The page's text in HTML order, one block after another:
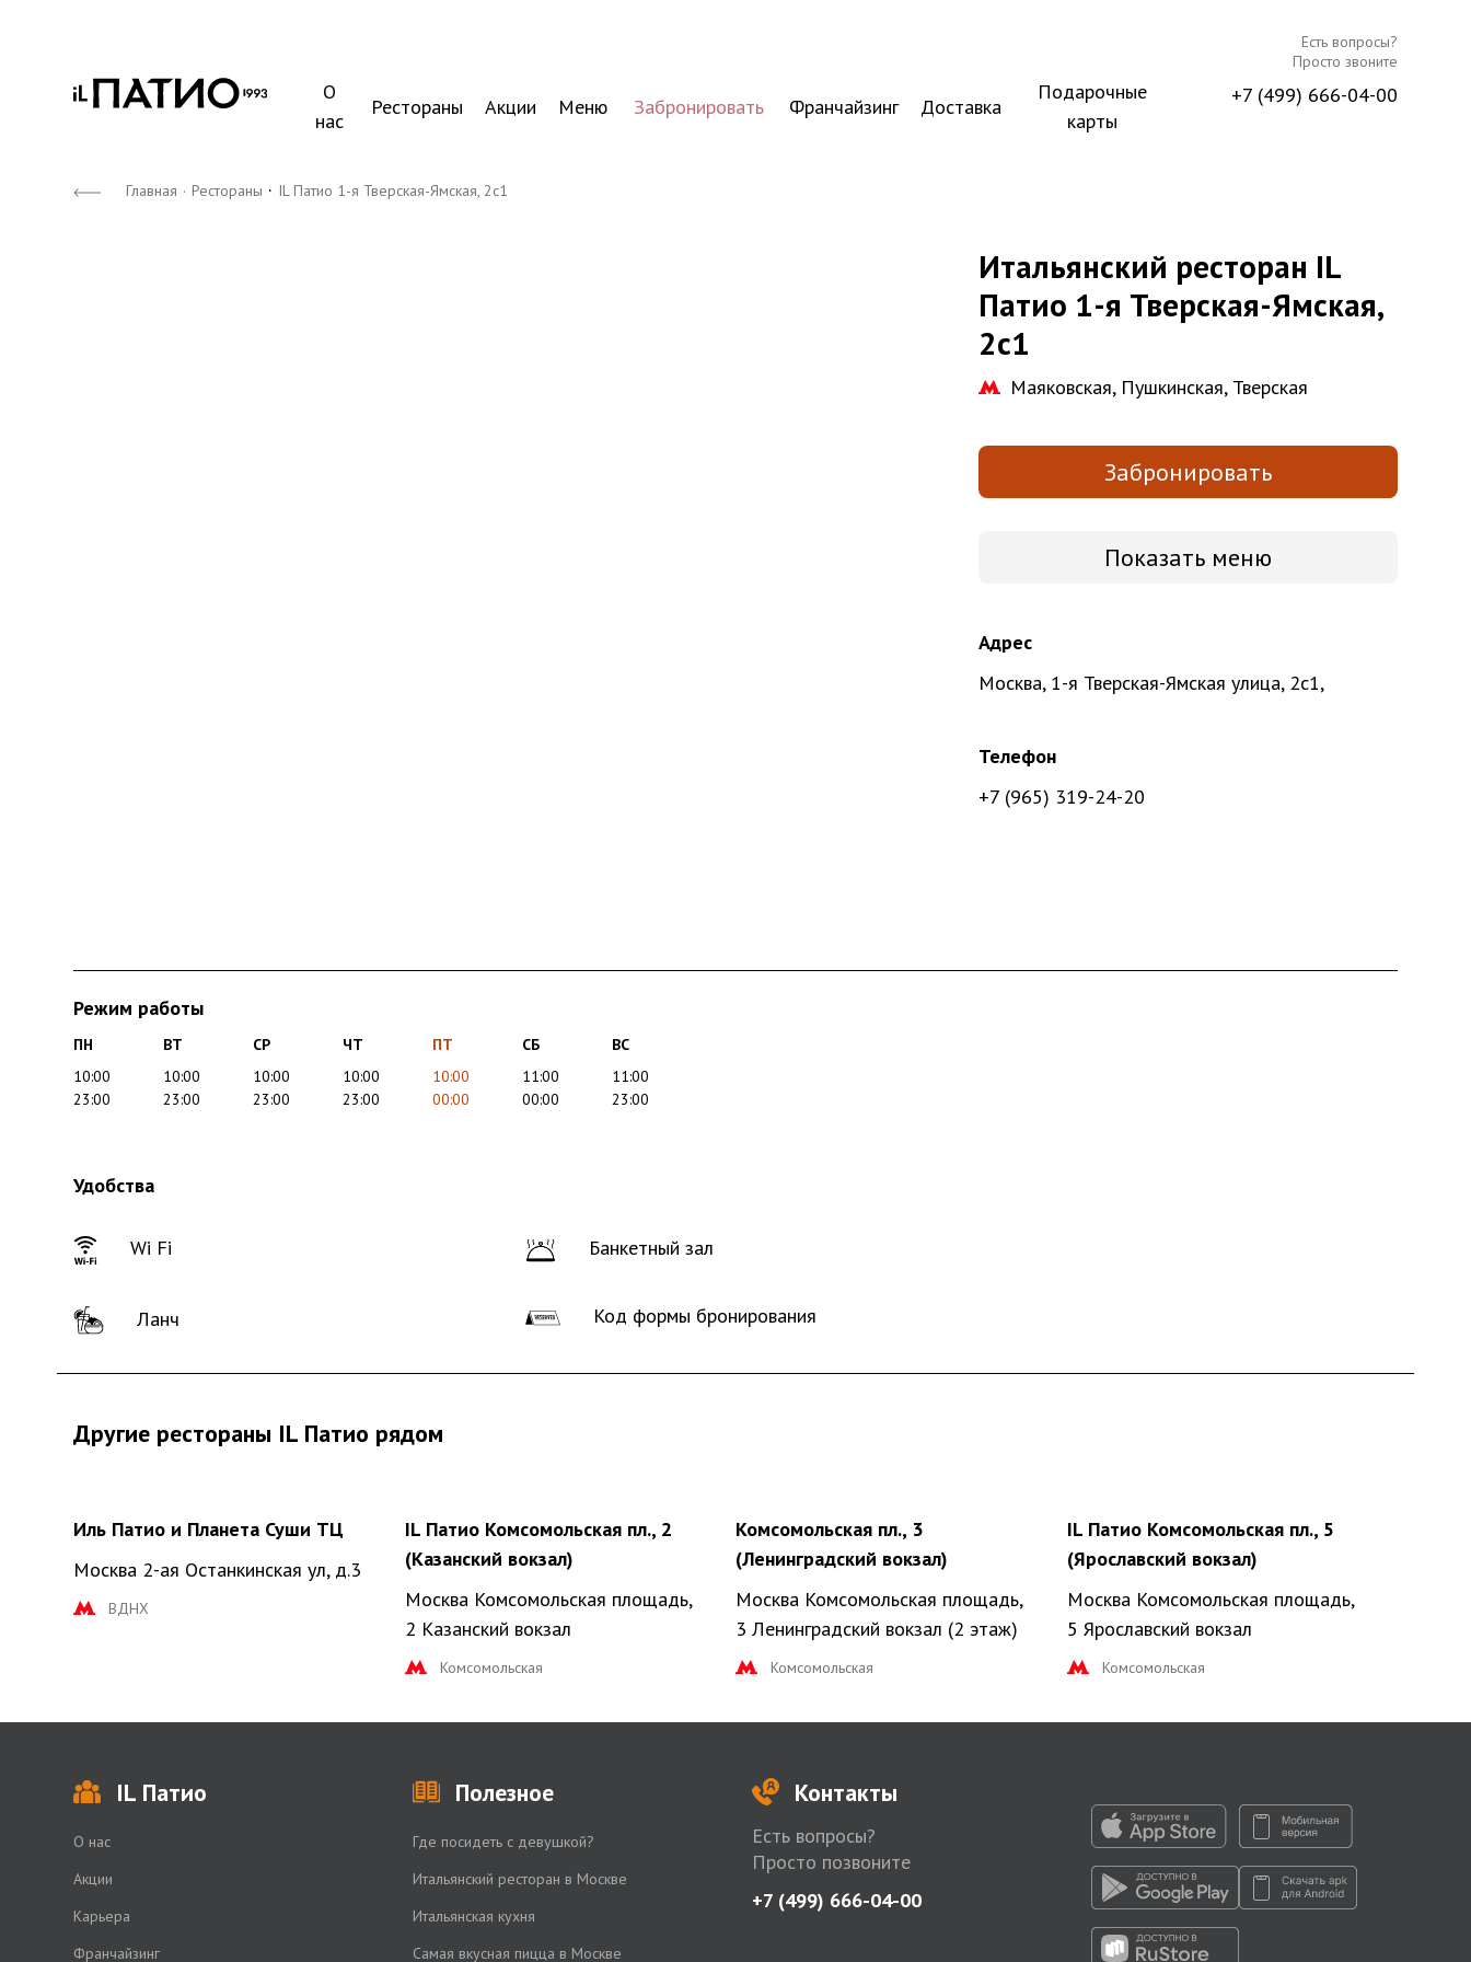
О
нас
Рестораны Акции Меню Забронировать Франчайзинг Доставка
Подарочные
карты
Есть вопросы?
Просто звоните
+7 (499) 666-04-00
Главная · Рестораны · IL Патио 1-я Тверская-Ямская, 2с1
Итальянский ресторан IL
Патио 1-я Тверская-Ямская,
2с1
Маяковская, Пушкинская, Тверская
Забронировать
Показать меню
Адрес
Москва, 1-я Тверская-Ямская улица, 2с1,
Телефон
+7 (965) 319-24-20
Режим работы
ПН
10:00
23:00
ВТ
10:00
23:00
СР
10:00
23:00
ЧТ
10:00
23:00
ПТ
10:00
00:00
СБ
11:00
00:00
ВС
11:00
23:00
Удобства
Wi Fi
Ланч
Банкетный зал
Код формы бронирования
Другие рестораны IL Патио рядом
Иль Патио и Планета Суши ТЦ
Москва 2-ая Останкинская ул, д.3
ВДНХ
IL Патио Комсомольская пл., 2
(Казанский вокзал)
Москва Комсомольская площадь,
2 Казанский вокзал
Комсомольская
Комсомольская пл., 3
(Ленинградский вокзал)
Москва Комсомольская площадь,
3 Ленинградский вокзал (2 этаж)
Комсомольская
IL Патио Комсомольская пл., 5
(Ярославский вокзал)
Москва Комсомольская площадь,
5 Ярославский вокзал
Комсомольская
IL Патио
О нас
Акции
Карьера
Франчайзинг
Полезное
Где посидеть с девушкой?
Итальянский ресторан в Москве
Итальянская кухня
Самая вкусная пицца в Москве
Контакты
Есть вопросы?
Просто позвоните
+7 (499) 666-04-00